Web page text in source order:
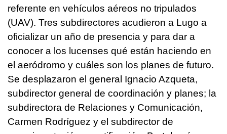
referente en vehículos aéreos no tripulados
(UAV). Tres subdirectores acudieron a Lugo a
oficializar un año de presencia y para dar a
conocer a los lucenses qué están haciendo en
el aeródromo y cuáles son los planes de futuro.
Se desplazaron el general Ignacio Azqueta,
subdirector general de coordinación y planes; la
subdirectora de Relaciones y Comunicación,
Carmen Rodríguez y el subdirector de